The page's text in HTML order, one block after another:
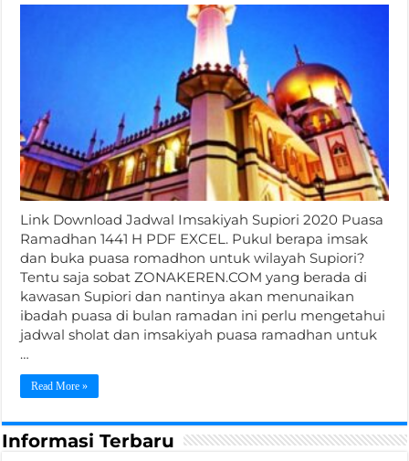
Link Download Jadwal Imsakiyah Supiori 2020 Puasa
Ramadhan 1441 H PDF EXCEL. Pukul berapa imsak
dan buka puasa romadhon untuk wilayah Supiori?
Tentu saja sobat ZONAKEREN.COM yang berada di
kawasan Supiori dan nantinya akan menunaikan
ibadah puasa di bulan ramadan ini perlu mengetahui
jadwal sholat dan imsakiyah puasa ramadhan untuk
…
Read More »
Informasi Terbaru